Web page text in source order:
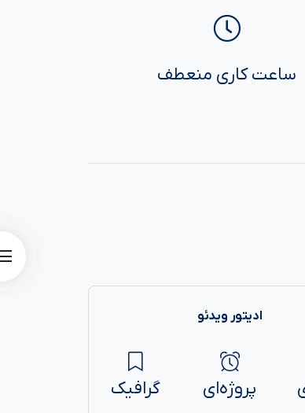
ساعت کاری منعطف
ادیتور ویدئو
پروژه‌ای گرافیک